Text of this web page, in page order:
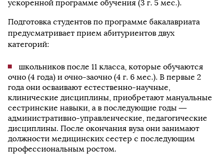
ускоренной программе обучения (3 г. 5 мес.).
Подготовка студентов по программе бакалавриата
предусматривает прием абитуриентов двух
категорий:
школьников после 11 класса, которые обучаются
очно (4 года) и очно-заочно (4 г. 6 мес.). В первые 2
года они осваивают естественно-научные,
клинические дисциплины, приобретают мануальные
сестринские навыки, а в последующие годы —
административно-управленческие, педагогические
дисциплины. После окончания вуза они занимают
должности медицинских сестер с последующим
профессиональным ростом.